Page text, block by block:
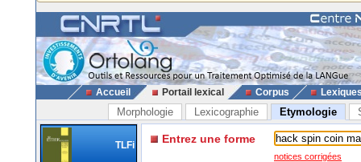
Accueil Portail lexical Corpus
Morphologie Lexicographie Etymologie
TLFi Entrez une forme
notices corrigées